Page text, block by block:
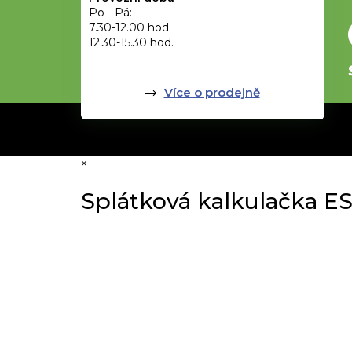
Po - Pá:
7.30-12.00 hod.
12.30-15.30 hod.
Více o prodejně
×
Splátková kalkulačka